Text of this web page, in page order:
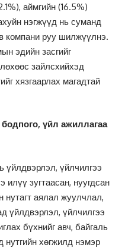
аймгийн (16.5%)
нэгжүүд нь суманд
компани руу шилжүүлнэ.
эдийн засгийг
зайлсхийхэд
хязгаарлах магадтай
үйл ажиллагаа
үйлдвэрлэл, үйлчилгээ
илүү зугтаасан, нуугдсан
аялал жуулчлал,
үйлдвэрлэл, үйлчилгээ
бүхнийг авч, байгаль
хөгжилд нэмэр